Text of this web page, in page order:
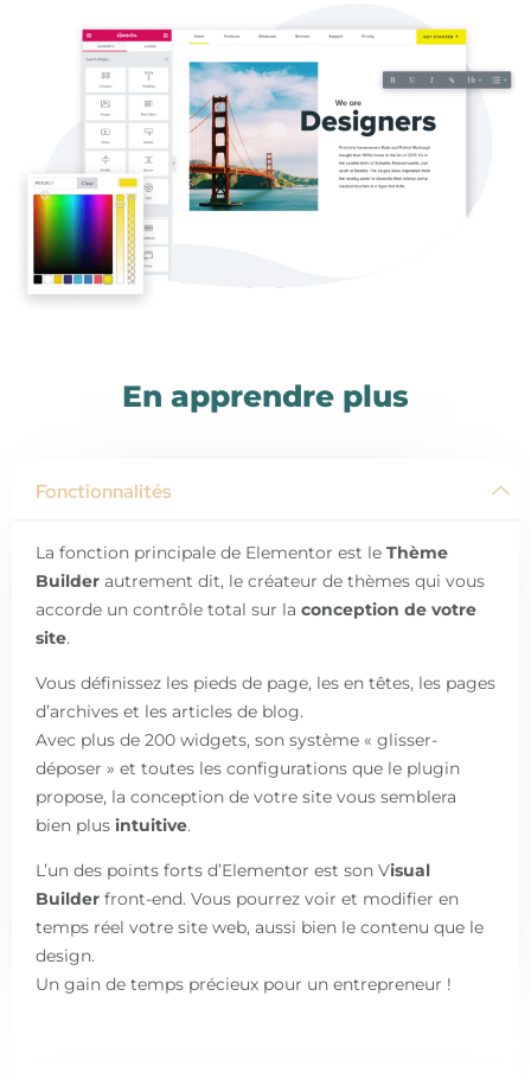
En apprendre plus
Fonctionnalités
La fonction principale de Elementor est le Thème
Builder autrement dit, le créateur de thèmes qui vous
accorde un contrôle total sur la conception de votre
site.
Vous définissez les pieds de page, les en têtes, les pages
d’archives et les articles de blog.
Avec plus de 200 widgets, son système « glisser-
déposer » et toutes les configurations que le plugin
propose, la conception de votre site vous semblera
bien plus intuitive.
L’un des points forts d’Elementor est son Visual
Builder front-end. Vous pourrez voir et modifier en
temps réel votre site web, aussi bien le contenu que le
design.
Un gain de temps précieux pour un entrepreneur !